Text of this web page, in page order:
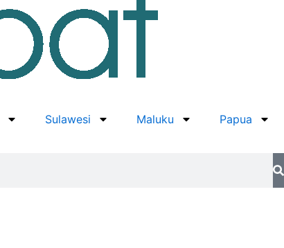
Sulawesi Maluku Papua